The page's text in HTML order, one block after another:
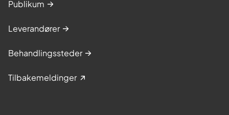
Publikum
Leverandører
Behandlingssteder
Tilbakemeldinger